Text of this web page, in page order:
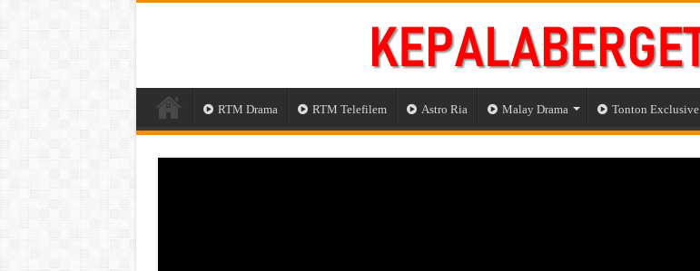
RTM Drama RTM Telefilem Astro Ria Malay Drama Tonton Exclusive